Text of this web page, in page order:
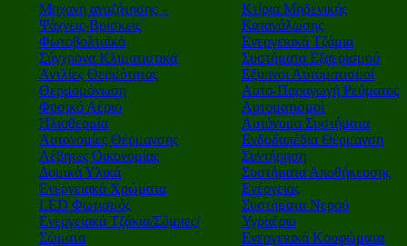
Μηχανή αναζήτησης –
Ψάχνεις-Βρίσκεις
Φωτοβολταϊκά
Σύγχρονα Κλιματιστικά
Αντλίες Θερμότητας
Θερμομόνωση
Φυσικό Αέριο
Ηλιοθερμία
Αυτονομίες Θέρμανσης
Λέβητες Οικονομίας
Δομικά Υλικά
Ενεργειακά Χρώματα
LED Φωτισμός
Ενεργειακά Τζάκια/Σόμπες/
Σώματα
Κτίρια Μηδενικής
Κατανάλωσης
Ενεργειακά Τζάμια
Συστήματα Εξαερισμού
Εξυπνοι Αυτοματισμοί
Αυτο-Παραγωγή Ρεύματος
Αυτοματισμοί
Αυτόνομα Συστήματα
Ενδοδαπέδια Θέρμανση
Συντήρηση
Συστήματα Αποθήκευσης
Ενέργειας
Συστήματα Νερού
Υγραέριο
Ενεργειακά Κουφώματα